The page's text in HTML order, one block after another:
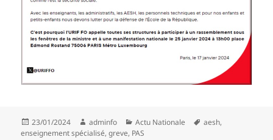
Publié
le
23/01/2024 Auteur
adminfo Catégories
Actu Nationale
Mots-
aesh,
enseignement spécialisé,greve, PAS